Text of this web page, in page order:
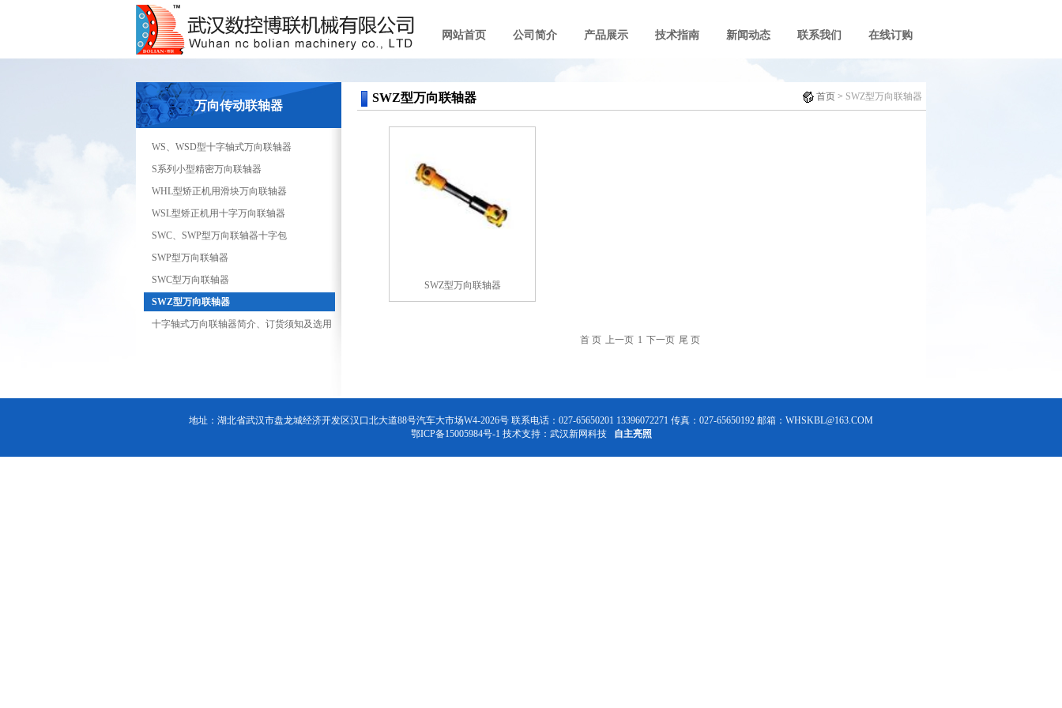
网站首页 公司简介 产品展示 技术指南 新闻动态 联系我们 在线订购
万向传动联轴器
WS、WSD型十字轴式万向联轴器
S系列小型精密万向联轴器
WHL型矫正机用滑块万向联轴器
WSL型矫正机用十字万向联轴器
SWC、SWP型万向联轴器十字包
SWP型万向联轴器
SWC型万向联轴器
SWZ型万向联轴器
十字轴式万向联轴器简介、订货须知及选用
SWZ型万向联轴器 首页 > SWZ型万向联轴器
SWZ型万向联轴器
首 页 上一页 1 下一页 尾 页
地址：湖北省武汉市盘龙城经济开发区汉口北大道88号汽车大市场W4-2026号 联系电话：027-65650201 13396072271 传真：027-65650192 邮箱：WHSKBL@163.COM
鄂ICP备15005984号-1 技术支持： 武汉新网科技 自主亮照